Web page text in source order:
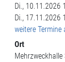
Di., 10.11.2026
Di., 17.11.2026
weitere Termine
Ort